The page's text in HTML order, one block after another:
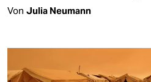
Von Julia Neumann